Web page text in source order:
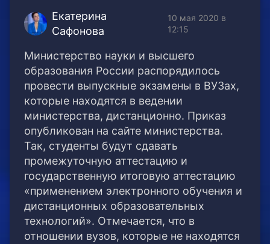
Екатерина
Сафонова
10 мая 2020 в
12:15
Министерство науки и высшего
образования России распорядилось
провести выпускные экзамены в ВУЗах,
которые находятся в ведении
министерства, дистанционно. Приказ
опубликован на сайте министерства.
Так, студенты будут сдавать
промежуточную аттестацию и
государственную итоговую аттестацию
«применением электронного обучения и
дистанционных образовательных
технологий». Отмечается, что в
отношении вузов, которые не находятся